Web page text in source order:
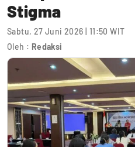
Stigma
Sabtu, 27 Juni 2026 | 11:50 WIT
Oleh : Redaksi